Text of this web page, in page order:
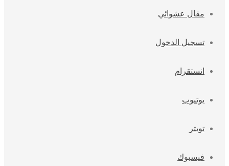
مقال عشوائي
تسجيل الدخول
انستقرام
يوتيوب
تويتر
فيسبوك